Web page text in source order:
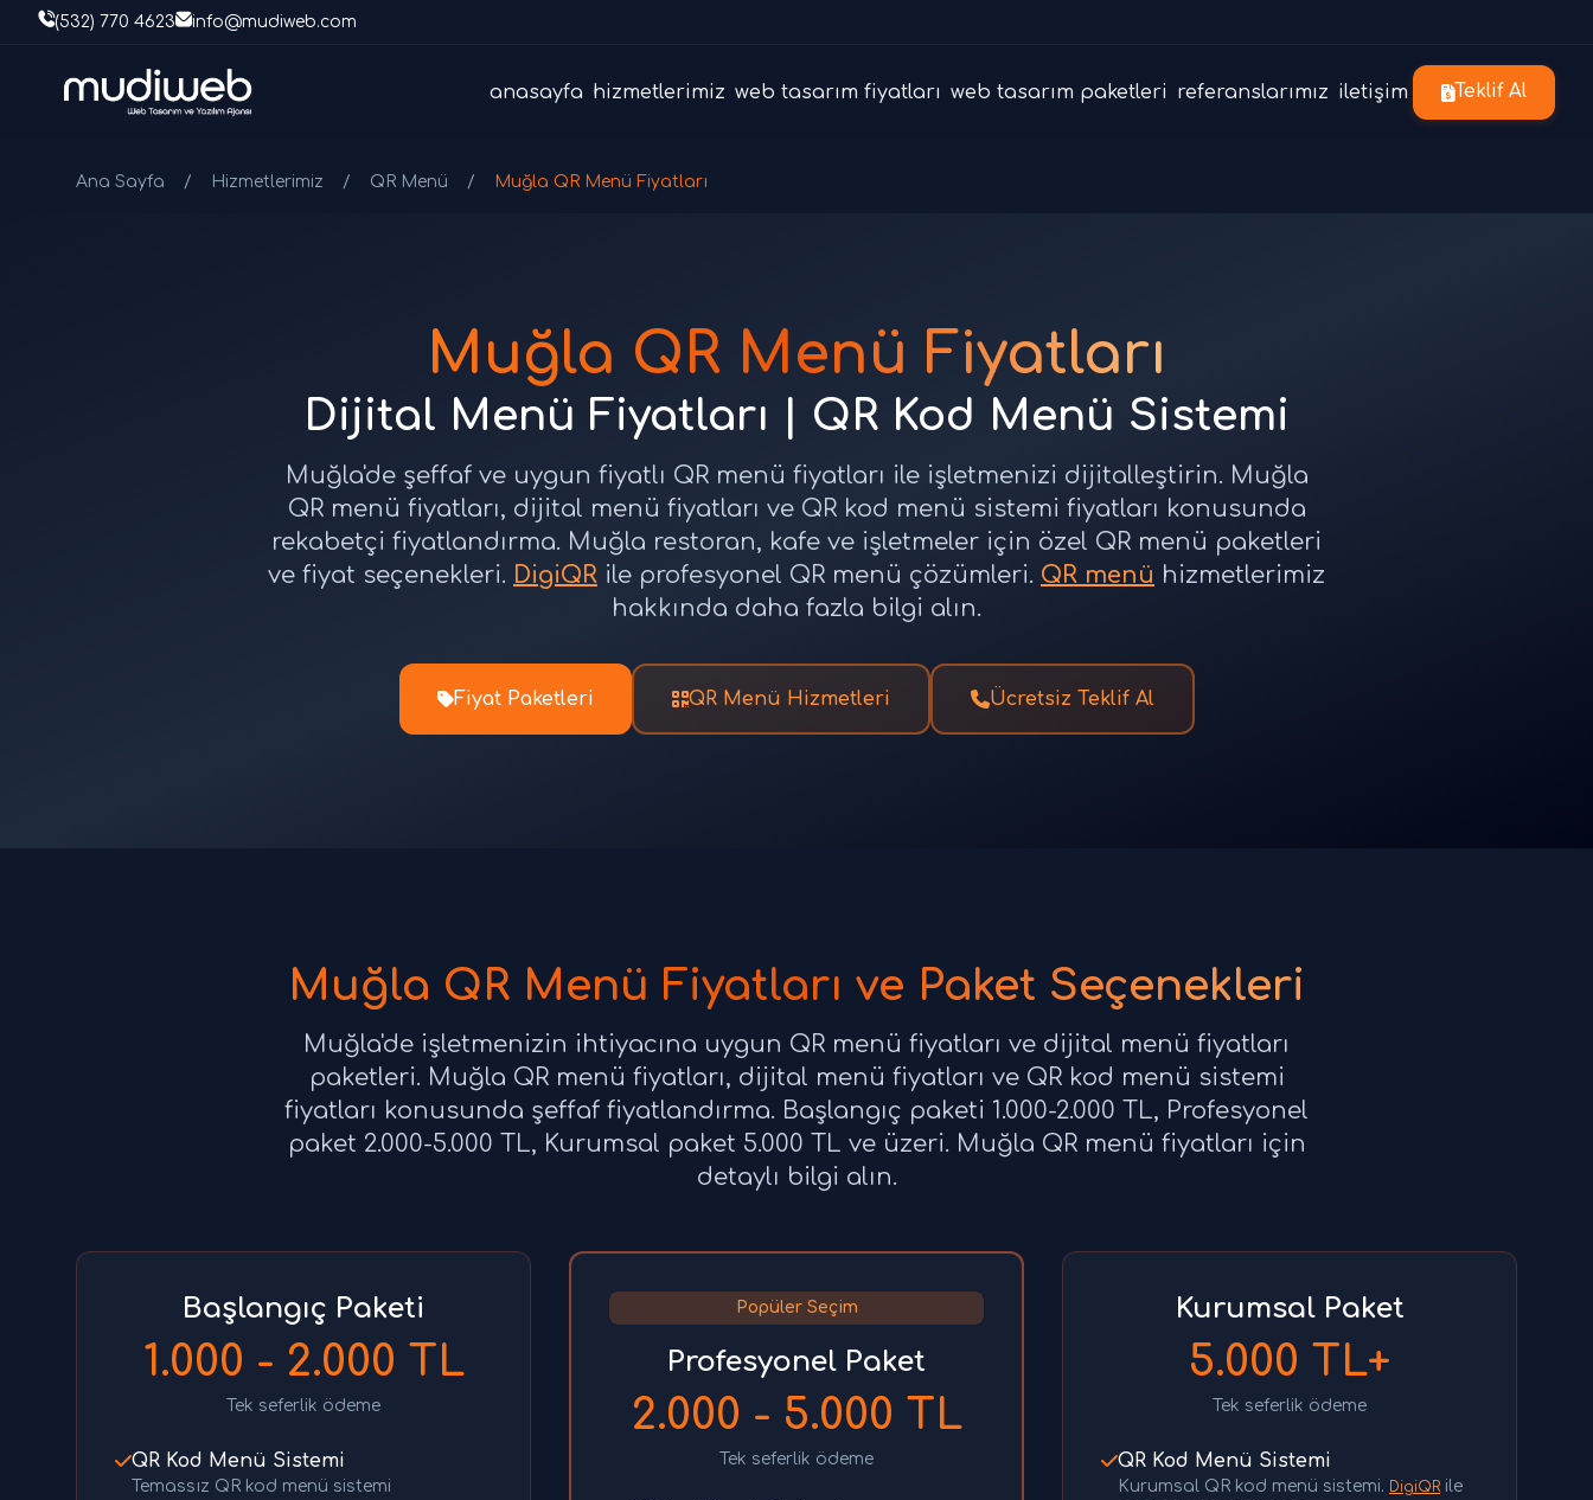
(532) 770 4623 info@mudiweb.com
anasayfa hizmetlerimiz web tasarım fiyatları web tasarım paketleri referanslarımız iletişim Teklif Al
Ana Sayfa / Hizmetlerimiz / QR Menü / Muğla QR Menü Fiyatları
Muğla QR Menü Fiyatları
Dijital Menü Fiyatları | QR Kod Menü Sistemi
Muğla'de şeffaf ve uygun fiyatlı QR menü fiyatları ile işletmenizi dijitalleştirin. Muğla
QR menü fiyatları, dijital menü fiyatları ve QR kod menü sistemi fiyatları konusunda
rekabetçi fiyatlandırma. Muğla restoran, kafe ve işletmeler için özel QR menü paketleri
ve fiyat seçenekleri. DigiQR ile profesyonel QR menü çözümleri. QR menü hizmetlerimiz
hakkında daha fazla bilgi alın.
Fiyat Paketleri QR Menü Hizmetleri Ücretsiz Teklif Al
Muğla QR Menü Fiyatları ve Paket Seçenekleri
Muğla'de işletmenizin ihtiyacına uygun QR menü fiyatları ve dijital menü fiyatları
paketleri. Muğla QR menü fiyatları, dijital menü fiyatları ve QR kod menü sistemi
fiyatları konusunda şeffaf fiyatlandırma. Başlangıç paketi 1.000-2.000 TL, Profesyonel
paket 2.000-5.000 TL, Kurumsal paket 5.000 TL ve üzeri. Muğla QR menü fiyatları için
detaylı bilgi alın.
Başlangıç Paketi
1.000 - 2.000 TL
Tek seferlik ödeme
QR Kod Menü Sistemi
Temassız QR kod menü sistemi
Popüler Seçim
Profesyonel Paket
2.000 - 5.000 TL
Tek seferlik ödeme
Kurumsal Paket
5.000 TL+
Tek seferlik ödeme
QR Kod Menü Sistemi
Kurumsal QR kod menü sistemi. DigiQR ile